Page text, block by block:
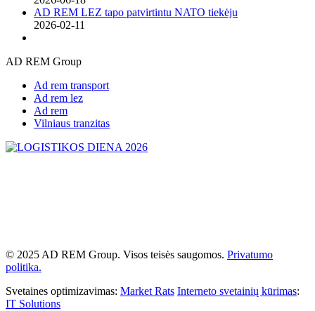
AD REM LEZ tapo patvirtintu NATO tiekėju
2026-02-11
AD REM Group
Ad rem transport
Ad rem lez
Ad rem
Vilniaus tranzitas
© 2025 AD REM Group. Visos teisės saugomos. Privatumo
politika.
Svetaines optimizavimas: Market Rats Interneto svetainių kūrimas:
IT Solutions